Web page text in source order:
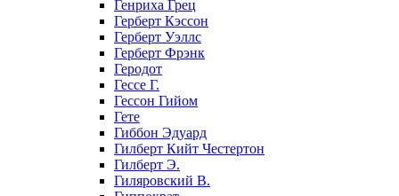
Генриха Грец
Герберт Кэссон
Герберт Уэллс
Герберт Фрэнк
Геродот
Гессе Г.
Гессон Гийом
Гете
Гиббон Эдуард
Гилберт Кийт Честертон
Гилберт Э.
Гиляровский В.